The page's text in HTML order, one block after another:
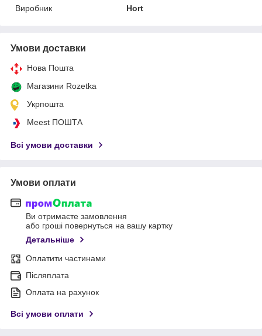
Виробник
Hort
Умови доставки
Нова Пошта
Магазини Rozetka
Укрпошта
Meest ПОШТА
Всі умови доставки
Умови оплати
Ви отримаєте замовлення
або гроші повернуться на вашу картку
Детальніше
Оплатити частинами
Післяплата
Оплата на рахунок
Всі умови оплати